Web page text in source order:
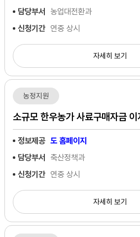
담당부서
농업대전환과
신청기간 연중 상시
자세히 보기
농정지원
소규모 한우농가 사료구매자금
정보제공 도 홈페이지
담당부서
축산정책과
신청기간 연중 상시
자세히 보기